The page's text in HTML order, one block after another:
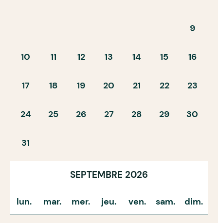
9
10 11 12 13 14 15 16
17 18 19 20 21 22 23
24 25 26 27 28 29 30
31
SEPTEMBRE 2026
lun. mar. mer. jeu. ven. sam. dim.